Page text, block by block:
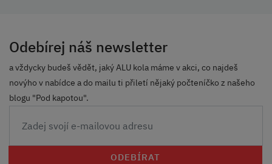
Odebírej náš newsletter
a vždycky budeš vědět, jaký ALU kola máme v akci, co najdeš
novýho v nabídce a do mailu ti přiletí nějaký počteníčko z našeho
blogu "Pod kapotou".
ODEBÍRAT